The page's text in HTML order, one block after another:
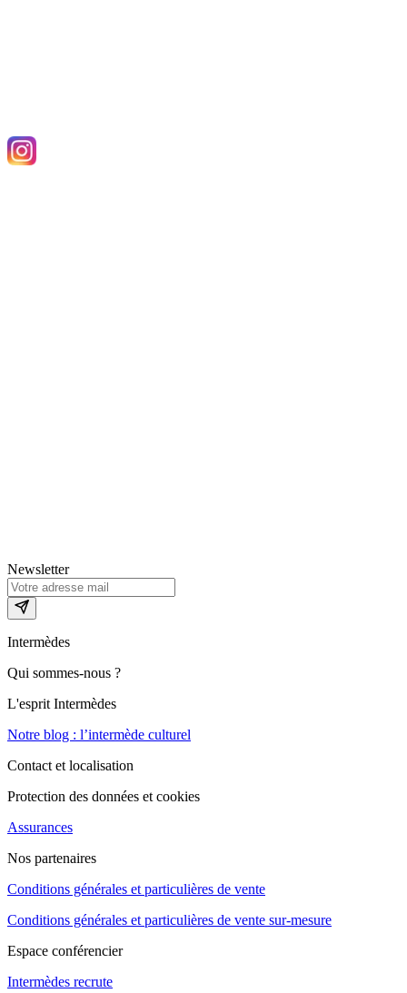
Newsletter
Intermèdes
Qui sommes-nous ?
L'esprit Intermèdes
Notre blog : l’intermède culturel
Contact et localisation
Protection des données et cookies
Assurances
Nos partenaires
Conditions générales et particulières de vente
Conditions générales et particulières de vente sur-mesure
Espace conférencier
Intermèdes recrute